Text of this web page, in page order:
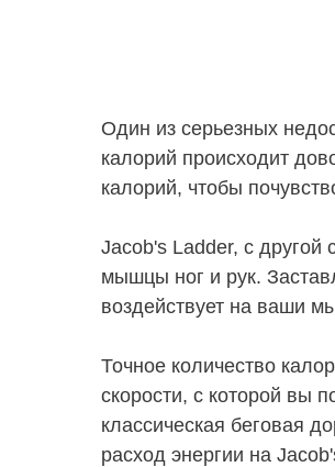
Один из серьезных
калорий происходит
калорий, чтобы
Jacob's Ladder, с другой
мышцы ног и рук.
воздействует на ваши
Точное количество
скорости, с которой вы
классическая беговая
расход энергии на